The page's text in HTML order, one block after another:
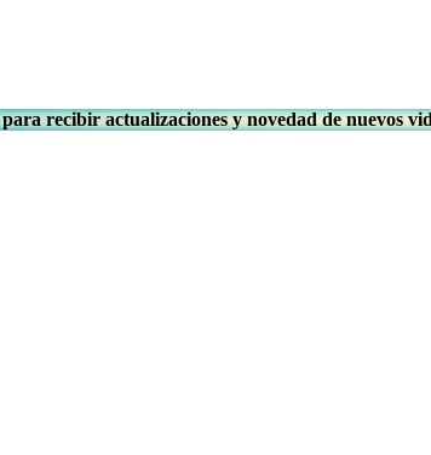
recibir actualizaciones y novedad de nuevos